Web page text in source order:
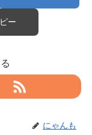
ー
にゃんも